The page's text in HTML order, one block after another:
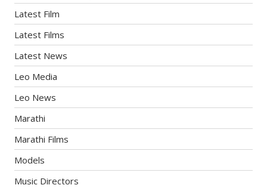
Latest Film
Latest Films
Latest News
Leo Media
Leo News
Marathi
Marathi Films
Models
Music Directors